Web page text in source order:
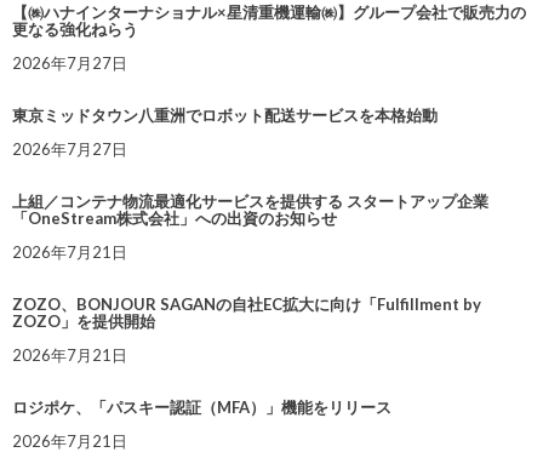
【㈱ハナインターナショナル×星清重機運輸㈱】グループ会社で販売力の
更なる強化ねらう
2026年7月27日
東京ミッドタウン八重洲でロボット配送サービスを本格始動
2026年7月27日
上組／コンテナ物流最適化サービスを提供する スタートアップ企業
「OneStream株式会社」への出資のお知らせ
2026年7月21日
ZOZO、BONJOUR SAGANの自社EC拡大に向け「Fulfillment by
ZOZO」を提供開始
2026年7月21日
ロジポケ、「パスキー認証（MFA）」機能をリリース
2026年7月21日